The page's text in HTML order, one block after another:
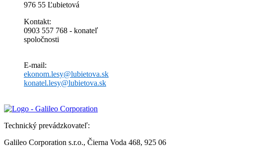
976 55 Ľubietová
Kontakt:
0903 557 768 - konateľ
spoločnosti
E-mail:
ekonom.lesy@lubietova.sk
konatel.lesy@lubietova.sk
Technický prevádzkovateľ:
Galileo Corporation s.r.o., Čierna Voda 468, 925 06